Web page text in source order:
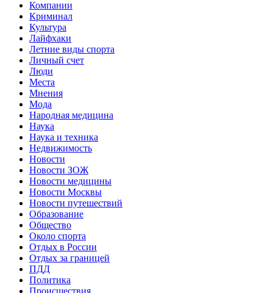
Компании
Криминал
Культура
Лайфхаки
Летние виды спорта
Личный счет
Люди
Места
Мнения
Мода
Народная медицина
Наука
Наука и техника
Недвижимость
Новости
Новости ЗОЖ
Новости медицины
Новости Москвы
Новости путешествий
Образование
Общество
Около спорта
Отдых в России
Отдых за границей
ПДД
Политика
Происшествия